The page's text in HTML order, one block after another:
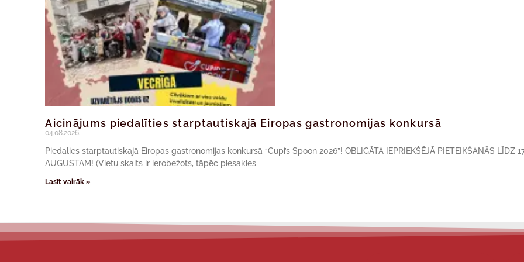
Aicinājums piedalīties starptautiskajā Eiropas gastronomijas konkursā
04.08.2026.
Piedalies starptautiskajā Eiropas gastronomijas konkursā “Cupi’s Spoon 2026”! OBLIGĀTA IEPRIEKŠĒJĀ PIETEIKŠANĀS LĪDZ
AUGUSTAM! (Vietu skaits ir ierobežots, tāpēc piesakies
Lasīt vairāk »